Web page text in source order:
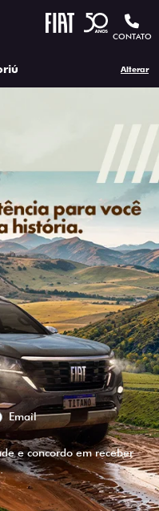
CONTATO
Alterar
Email
e concordo em receber